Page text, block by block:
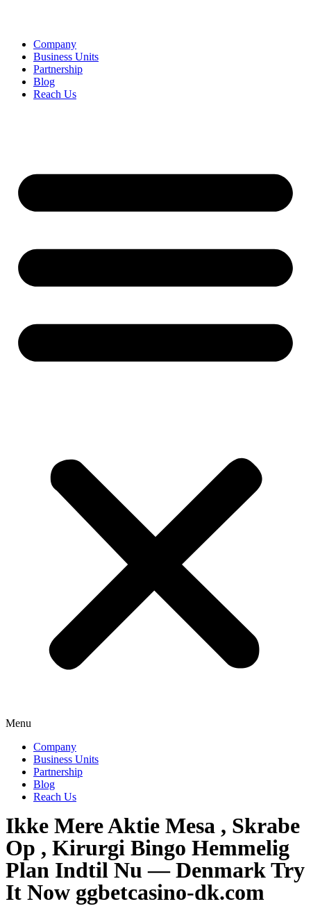
Company
Business Units
Partnership
Blog
Reach Us
Menu
Company
Business Units
Partnership
Blog
Reach Us
Ikke Mere Aktie Mesa , Skrabe
Op , Kirurgi Bingo Hemmelig
Plan Indtil Nu — Denmark Try
It Now ggbetcasino-dk.com